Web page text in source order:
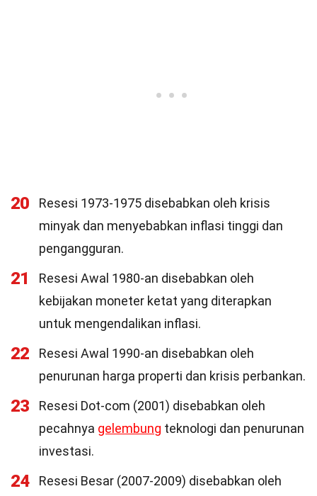
20
Resesi 1973-1975 disebabkan oleh krisis
minyak dan menyebabkan inflasi tinggi dan
pengangguran.
21
Resesi Awal 1980-an disebabkan oleh
kebijakan moneter ketat yang diterapkan
untuk mengendalikan inflasi.
22
Resesi Awal 1990-an disebabkan oleh
penurunan harga properti dan krisis perbankan.
23
Resesi Dot-com (2001) disebabkan oleh
pecahnya gelembung teknologi dan penurunan
investasi.
24 Resesi Besar (2007-2009) disebabkan oleh